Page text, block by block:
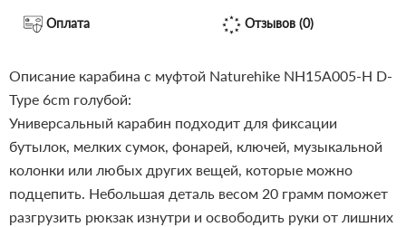
Оплата Отзывов (0)
Описание карабина с муфтой Naturehike NH15A005-H D-
Type 6cm голубой:
Универсальный карабин подходит для фиксации
бутылок, мелких сумок, фонарей, ключей, музыкальной
колонки или любых других вещей, которые можно
подцепить. Небольшая деталь весом 20 грамм поможет
разгрузить рюкзак изнутри и освободить руки от лишних